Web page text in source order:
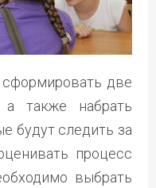
две
также набрать
будут следить за
процесс
выбрать